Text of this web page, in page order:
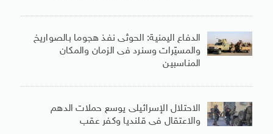
الدفاع اليمنية: الحوثى نفذ هجوما بالصواريخ
والمسيّرات وسنرد فى الزمان والمكان
المناسبين
الاحتلال الإسرائيلى يوسع حملات الدهم
والاعتقال فى قلنديا وكفر عقب